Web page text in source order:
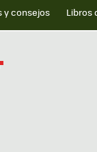
y consejos Libros